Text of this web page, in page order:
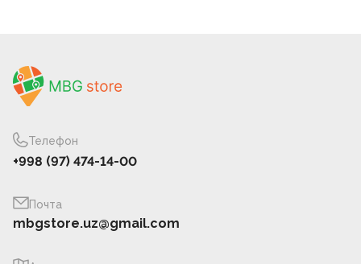
Телефон
+998 (97) 474-14-00
Почта
mbgstore.uz@gmail.com